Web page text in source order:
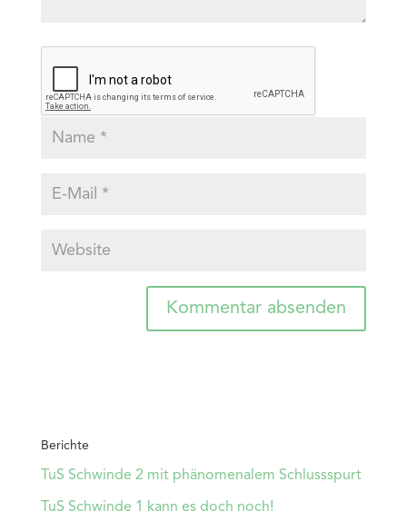
Berichte
TuS Schwinde 2 mit phänomenalem Schlussspurt
TuS Schwinde 1 kann es doch noch!